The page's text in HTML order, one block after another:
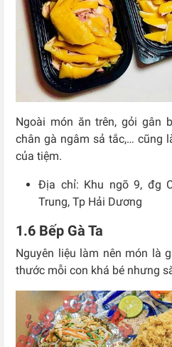
Ngoài món ăn trên, gỏi gân
chân gà ngâm sả tắc,… cũng
của tiệm.
Địa chỉ: Khu ngõ 9, đg
Trung, Tp Hải Dương
1.6 Bếp Gà Ta
Nguyên liệu làm nên món là
thước mỗi con khá bé nhưng